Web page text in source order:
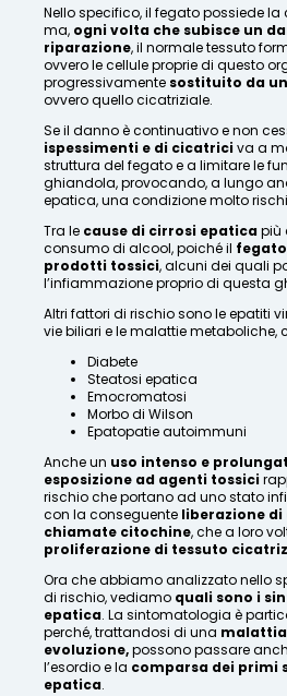
Nello specifico, il fegato possiede
ma, ogni volta che subisce un
riparazione, il normale tessuto
ovvero le cellule proprie di questo
progressivamente sostituito da
ovvero quello cicatriziale.
Se il danno è continuativo e non
ispessimenti e di cicatriciva a
struttura del fegato e a limitare le
ghiandola, provocando, a lungo
epatica, una condizione molto
Tra le cause di cirrosi epaticapiù
consumo di alcool, poiché il
prodotti tossici, alcuni dei quali
l’infiammazione proprio di questa
Altri fattori di rischio sono le epatiti
vie biliari e le malattie metaboliche,
Diabete
Steatosi epatica
Emocromatosi
Morbo di Wilson
Epatopatie autoimmuni
Anche un uso intenso e
esposizione ad agenti tossici
rischio che portano ad uno stato
con la conseguente liberazione di
chiamate citochine, che a loro
proliferazione di tessuto
Ora che abbiamo analizzato nello
di rischio, vediamo quali sono i
epatica. La sintomatologia è
perché, trattandosi di una
evoluzione,possono passare
l’esordio e la comparsa dei primi
epatica.